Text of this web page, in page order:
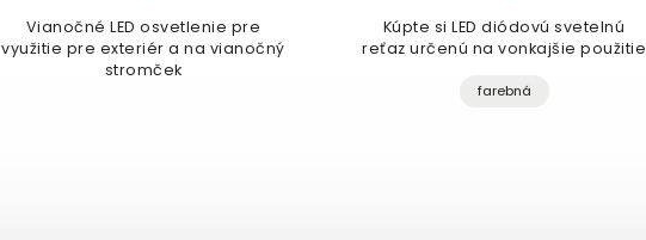
Vianočné LED osvetlenie pre
využitie pre exteriér a na vianočný
stromček
Kúpte si LED diódovú svetelnú
reťaz určenú na vonkajšie použitie
farebná